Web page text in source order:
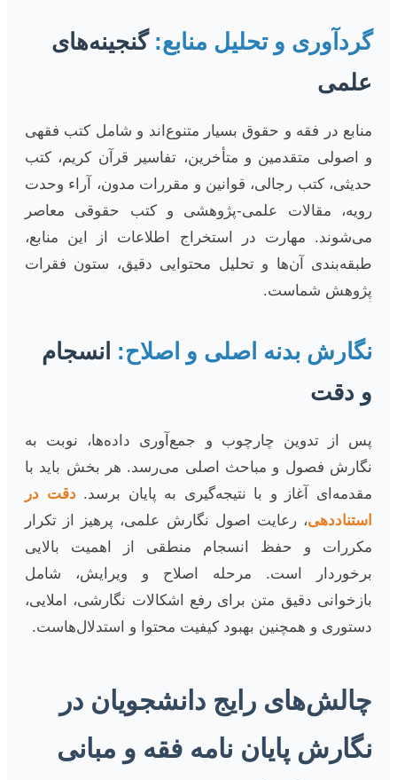
گردآوری و تحلیل منابع: گنجینه‌های
علمی
منابع در فقه و حقوق بسیار متنوع‌اند و شامل کتب فقهی
و اصولی متقدمین و متأخرین، تفاسیر قرآن کریم، کتب
حدیثی، کتب رجالی، قوانین و مقررات مدون، آراء وحدت
رویه، مقالات علمی-پژوهشی و کتب حقوقی معاصر
می‌شوند. مهارت در استخراج اطلاعات از این منابع،
طبقه‌بندی آن‌ها و تحلیل محتوایی دقیق، ستون فقرات
پژوهش شماست.
نگارش بدنه اصلی و اصلاح: انسجام
و دقت
پس از تدوین چارچوب و جمع‌آوری داده‌ها، نوبت به
نگارش فصول و مباحث اصلی می‌رسد. هر بخش باید با
مقدمه‌ای آغاز و با نتیجه‌گیری به پایان برسد.دقت در
استناددهی، رعایت اصول نگارش علمی، پرهیز از تکرار
مکررات و حفظ انسجام منطقی از اهمیت بالایی
برخوردار است. مرحله اصلاح و ویرایش، شامل
بازخوانی دقیق متن برای رفع اشکالات نگارشی، املایی،
دستوری و همچنین بهبود کیفیت محتوا و استدلال‌هاست.
چالش‌های رایج دانشجویان در
نگارش پایان نامه فقه و مبانی